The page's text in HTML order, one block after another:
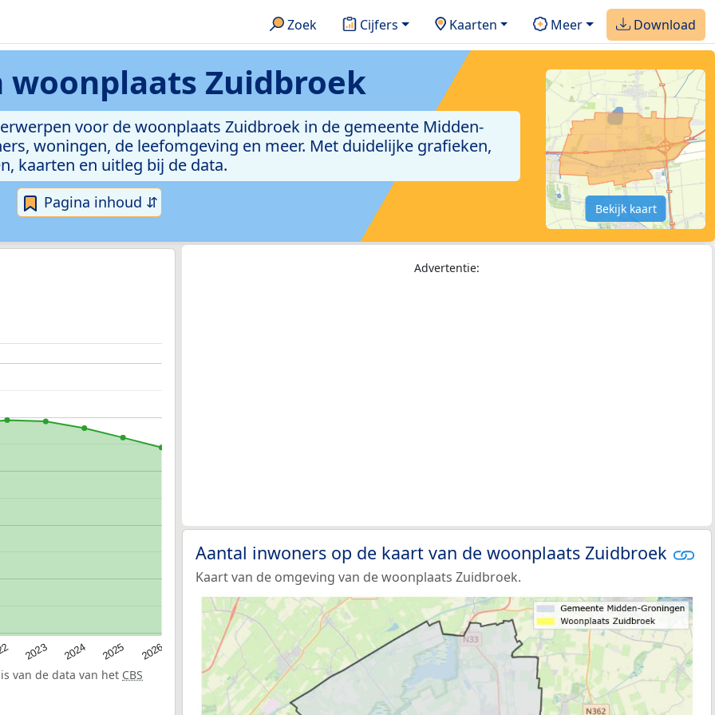
Zoek Cijfers Kaarten Meer Download
woonplaats Zuidbroek
voor de woonplaats Zuidbroek in de gemeente Midden-
woningen, de leefomgeving en meer. Met duidelijke grafieken,
kaarten en uitleg bij de data.
Pagina inhoud ⇵ Bekijk kaart
2023 2024 2025 2026
van de data van het CBS
Advertentie:
Aantal inwoners op de kaart van de woonplaats Zuidbroek
Kaart van de omgeving van de woonplaats Zuidbroek.